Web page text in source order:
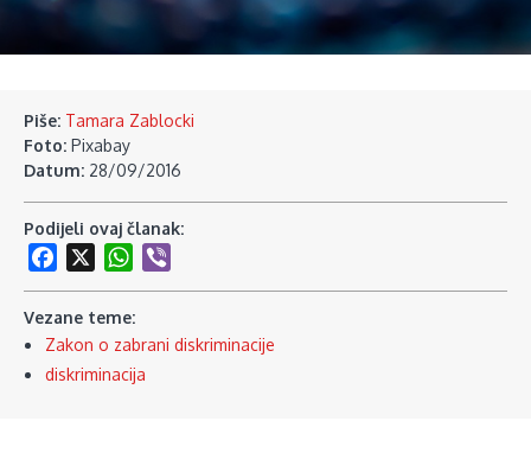
Piše: Tamara Zablocki
Foto: Pixabay
Datum: 28/09/2016
Podijeli ovaj članak:
Facebook
WhatsApp
Vezane teme:
Zakon o zabrani diskriminacije
diskriminacija